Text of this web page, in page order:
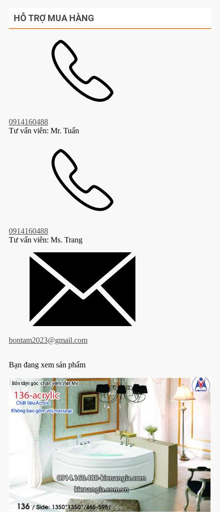
Không có bài viết nào liên quan.
HỖ TRỢ MUA HÀNG
Tư vấn viên: Mr. Tuấn
0914160488
Tư vấn viên: Ms. Trang
bontam2023@gmail.com
Bạn đang xem sản phẩm